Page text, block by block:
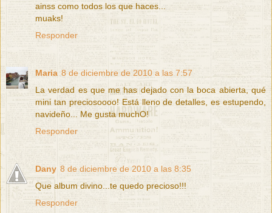
ainss como todos los que haces...
muaks!
Responder
Maria 8 de diciembre de 2010 a las 7:57
La verdad es que me has dejado con la boca abierta, qué
mini tan preciosoooo! Está lleno de detalles, es estupendo,
navideño... Me gusta muchO!
Responder
Dany 8 de diciembre de 2010 a las 8:35
Que album divino...te quedo precioso!!!
Responder